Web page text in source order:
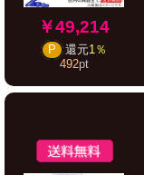
￥49,214
P 還元1％
492pt